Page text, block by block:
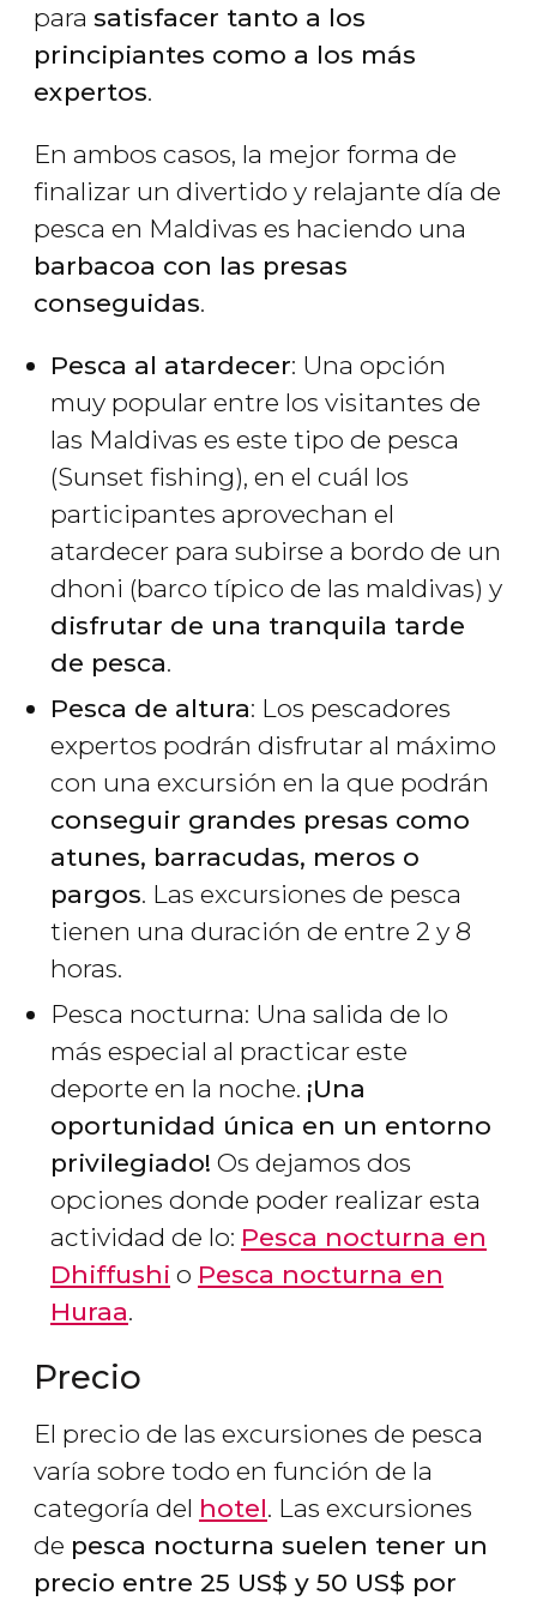
para satisfacer tanto a los
principiantes como a los más
expertos.
En ambos casos, la mejor forma de
finalizar un divertido y relajante día de
pesca en Maldivas es haciendo una
barbacoa con las presas
conseguidas.
Pesca al atardecer: Una opción
muy popular entre los visitantes de
las Maldivas es este tipo de pesca
(Sunset fishing), en el cuál los
participantes aprovechan el
atardecer para subirse a bordo de un
dhoni (barco típico de las maldivas) y
disfrutar de una tranquila tarde
de pesca.
Pesca de altura: Los pescadores
expertos podrán disfrutar al máximo
con una excursión en la que podrán
conseguir grandes presas como
atunes, barracudas, meros o
pargos. Las excursiones de pesca
tienen una duración de entre 2 y 8
horas.
Pesca nocturna: Una salida de lo
más especial al practicar este
deporte en la noche. ¡Una
oportunidad única en un entorno
privilegiado! Os dejamos dos
opciones donde poder realizar esta
actividad de lo: Pesca nocturna en
Dhiffushi o Pesca nocturna en
Huraa.
Precio
El precio de las excursiones de pesca
varía sobre todo en función de la
categoría del hotel. Las excursiones
de pesca nocturna suelen tener un
precio entre 25 US$ y 50 US$ por